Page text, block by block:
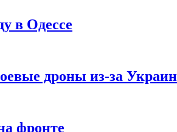
в Одессе
дроны из-за
фронте